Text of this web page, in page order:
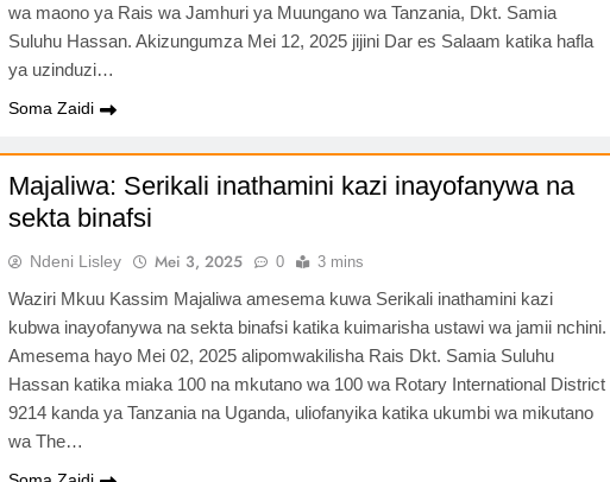
wa maono ya Rais wa Jamhuri ya Muungano wa Tanzania, Dkt. Samia
Suluhu Hassan. Akizungumza Mei 12, 2025 jijini Dar es Salaam katika hafla
ya uzinduzi…
Soma Zaidi
Majaliwa: Serikali inathamini kazi inayofanywa na
sekta binafsi
Ndeni Lisley Mei 3, 2025 0 3 mins
Waziri Mkuu Kassim Majaliwa amesema kuwa Serikali inathamini kazi
kubwa inayofanywa na sekta binafsi katika kuimarisha ustawi wa jamii nchini.
Amesema hayo Mei 02, 2025 alipomwakilisha Rais Dkt. Samia Suluhu
Hassan katika miaka 100 na mkutano wa 100 wa Rotary International District
9214 kanda ya Tanzania na Uganda, uliofanyika katika ukumbi wa mikutano
wa The…